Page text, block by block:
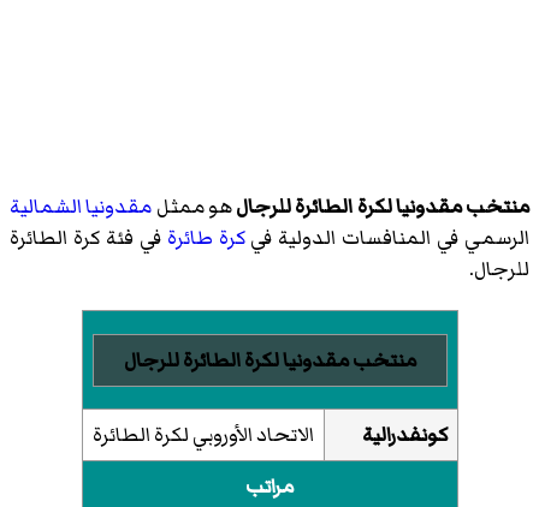
منتخب مقدونيا لكرة الطائرة للرجالهو ممثلمقدونيا الشمالية
الرسمي في المنافسات الدولية فيكرة طائرة في فئة كرة الطائرة
للرجال.
منتخب مقدونيا لكرة الطائرة للرجال
كونفدرالية
الاتحاد الأوروبي لكرة الطائرة
مراتب